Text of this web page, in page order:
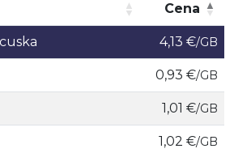
Cena
Cena
4,13 €/GB
0,93 €/GB
1,01 €/GB
1,02 €/GB